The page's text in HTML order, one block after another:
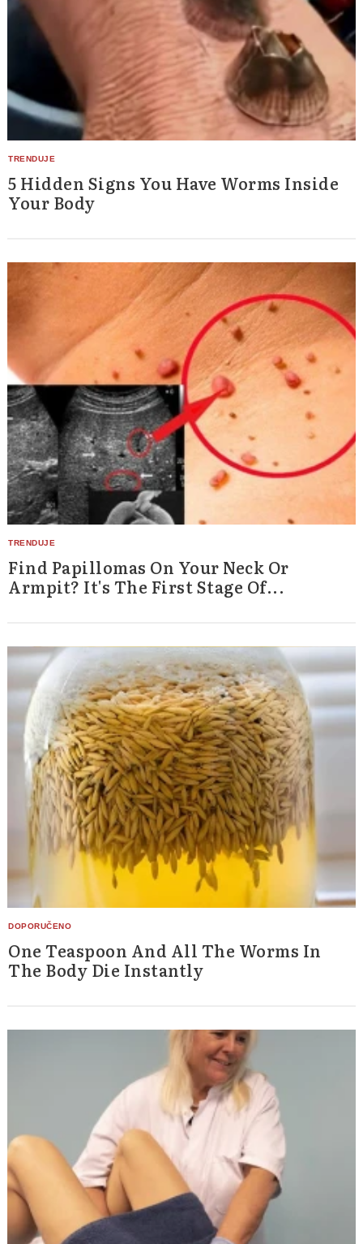
5 Hidden Signs You Have Worms Inside
Your Body
Find Papillomas On Your Neck Or
Armpit? It's The First Stage Of...
One Teaspoon And All The Worms In
The Body Die Instantly